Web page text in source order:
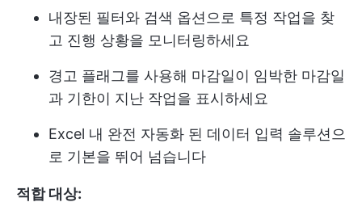
내장된 필터와 검색 옵션으로 특정 작업을 찾
고 진행 상황을 모니터링하세요
경고 플래그를 사용해 마감일이 임박한 마감일
과 기한이 지난 작업을 표시하세요
Excel 내 완전 자동화 된 데이터 입력 솔루션으
로 기본을 뛰어 넘습니다
적합 대상: